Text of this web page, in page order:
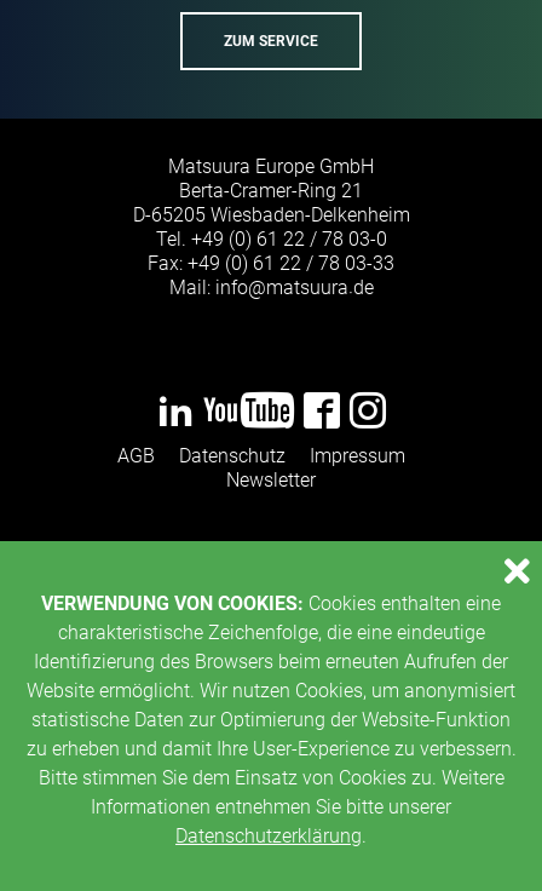
ZUM SERVICE
Matsuura Europe GmbH
Berta-Cramer-Ring 21
D-65205 Wiesbaden-Delkenheim
Tel. +49 (0) 61 22 / 78 03-0
Fax: +49 (0) 61 22 / 78 03-33
Mail: info@matsuura·de
AGB Datenschutz
Impressum
Newsletter
VERWENDUNG VON COOKIES: Cookies enthalten eine
charakteristische Zeichenfolge, die eine eindeutige
Identifizierung des Browsers beim erneuten Aufrufen der
Website ermöglicht. Wir nutzen Cookies, um anonymisiert
statistische Daten zur Optimierung der Website-Funktion
zu erheben und damit Ihre User-Experience zu verbessern.
Bitte stimmen Sie dem Einsatz von Cookies zu. Weitere
Informationen entnehmen Sie bitte unserer
Datenschutzerklärung.